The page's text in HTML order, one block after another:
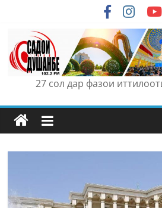
content
27 сол дар фазои